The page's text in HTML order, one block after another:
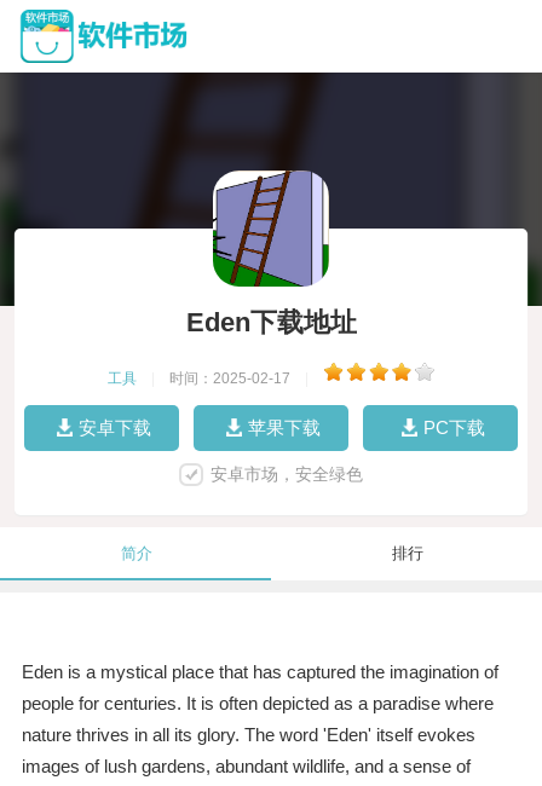
Eden下载地址
工具 时间：2025-02-17
安卓下载 苹果下载 PC下载
安卓市场，安全绿色
简介 排行
Eden is a mystical place that has captured the imagination of
people for centuries. It is often depicted as a paradise where
nature thrives in all its glory. The word 'Eden' itself evokes
images of lush gardens, abundant wildlife, and a sense of